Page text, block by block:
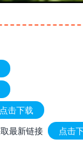
点击下载
最新链接
点击